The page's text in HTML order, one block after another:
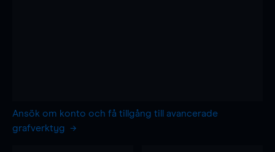
Ansök om konto och få tillgång till avancerade
grafverktyg